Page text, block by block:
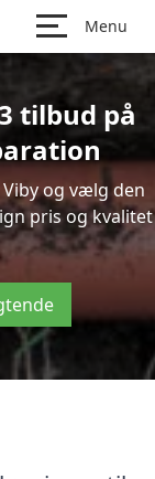
Menu
tilbud på
og vælg den
pris og kvalitet